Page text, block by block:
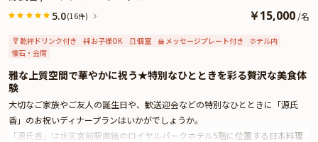
5.0(16件) ￥15,000 /名
乾杯ドリンク付き お子様OK 個室 メッセージプレート付き
ホテル内
懐石・会席
雅な上質空間で華やかに祝う★特別なひとときを彩る贅沢な美食体
験
大切なご家族やご友人の誕生日や、歓送迎会などの特別なひとときに「源氏
香」のお祝いディナープランはいかがでしょうか。
「源氏香」は水天宮前駅直結のロイヤルパークホテル5階に位置する日本料理